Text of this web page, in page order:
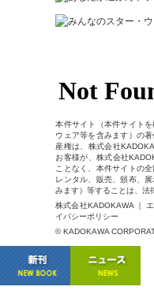
本件サイト（本件サイト
ウェア等を含みます）の
産権は、株式会社
お客様が、株式会社
ことなく、本件サイトの
レンタル、販売、頒布、
みます）等することは、法
株式会社KADOKAWA ｜
イバシーポリシー
© KADOKAWA